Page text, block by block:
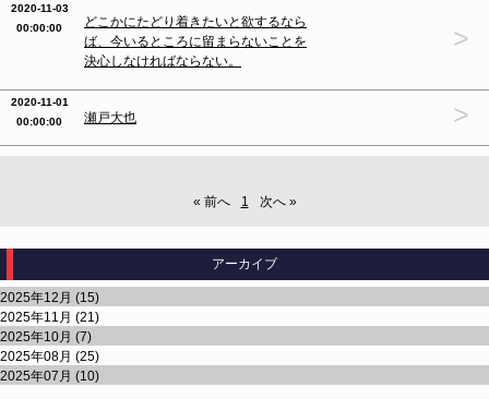
2020-11-03
00:00:00
どこかにたどり着きたいと欲するなら
ば、今いるところに留まらないことを
決心しなければならない。
>
2020-11-01
00:00:00
瀬戸大也 >
« 前へ 1 次へ »
アーカイブ
2025年12月 (15)
2025年11月 (21)
2025年10月 (7)
2025年08月 (25)
2025年07月 (10)